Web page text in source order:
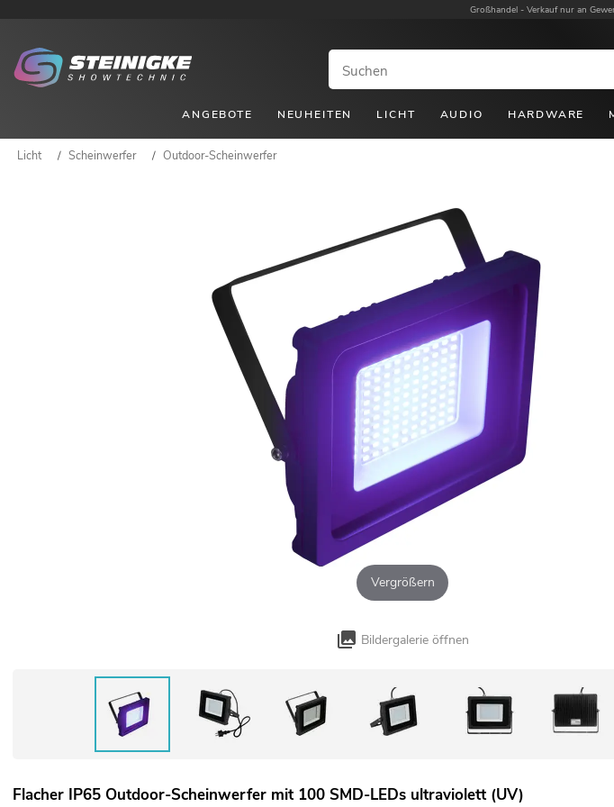
Großhandel - Verkauf nur an
ANGEBOTE NEUHEITEN LICHT AUDIO HARDWARE
Licht / Scheinwerfer / Outdoor-Scheinwerfer
Vergrößern
Bildergalerie öffnen
Flacher IP65 Outdoor-Scheinwerfer mit 100 SMD-LEDs ultraviolett (UV)